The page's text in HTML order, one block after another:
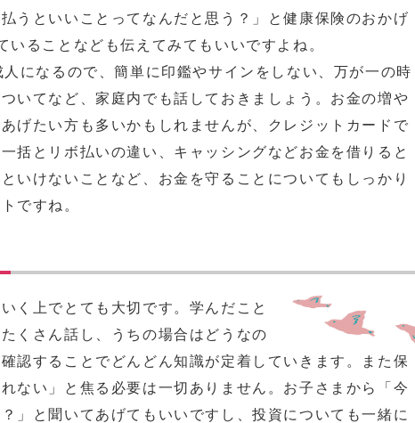
うといいことってなんだと思う？」と健康保険のおかげ
いることなども伝えてみてもいいですよね。
になるので、簡単に印鑑やサインをしない、万が一の時
いてなど、家庭内でも話しておきましょう。お金の増や
げたい方も多いかもしれませんが、クレジットカードで
括とリボ払いの違い、キャッシングなどお金を借りると
いけないことなど、お金を守ることについてもしっかり
ですね。
く上でとても大切です。学んだこと
くさん話し、うちの場合はどうなの
認することでどんどん知識が定着していきます。また保
ない」と焦る必要は一切ありません。お子さまから「今
」と聞いてあげてもいいですし、投資についても一緒に